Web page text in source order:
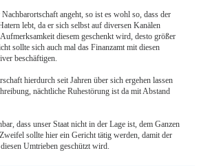
angeht, so ist es wohl so, dass der
lebt, da er sich selbst auf diversen Kanälen
diesem geschenkt wird, desto größer
sollte sich auch mal das Finanzamt mit diesen
beschäftigen.
hierdurch seit Jahren über sich ergehen lassen
nächtliche Ruhestörung ist da mit Abstand
dass unser Staat nicht in der Lage ist, dem Ganzen
sollte hier ein Gericht tätig werden, damit der
Umtrieben geschützt wird.